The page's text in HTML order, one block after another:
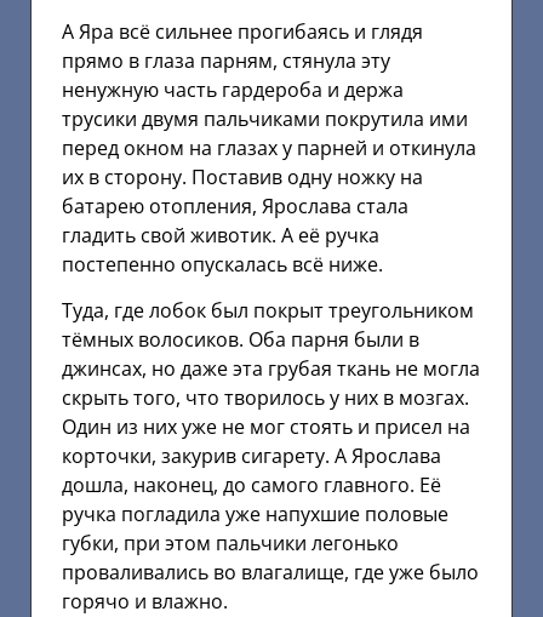
А Яра всё сильнее прогибаясь и глядя
прямо в глаза парням, стянула эту
ненужную часть гардероба и держа
трусики двумя пальчиками покрутила ими
перед окном на глазах у парней и откинула
их в сторону. Поставив одну ножку на
батарею отопления, Ярослава стала
гладить свой животик. А её ручка
постепенно опускалась всё ниже.
Туда, где лобок был покрыт треугольником
тёмных волосиков. Оба парня были в
джинсах, но даже эта грубая ткань не могла
скрыть того, что творилось у них в мозгах.
Один из них уже не мог стоять и присел на
корточки, закурив сигарету. А Ярослава
дошла, наконец, до самого главного. Её
ручка погладила уже напухшие половые
губки, при этом пальчики легонько
проваливались во влагалище, где уже было
горячо и влажно.